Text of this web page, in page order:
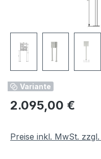
Variante
Regulärer Preis:
2.095,00 €
Preise inkl. MwSt.